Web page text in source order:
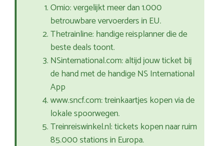
Omio: vergelijkt meer dan 1.000
betrouwbare vervoerders in EU.
Thetrainline: handige reisplanner die de
beste deals toont.
NSinternational.com: altijd jouw ticket bij
de hand met de handige NS International
App
www.sncf.com: treinkaartjes kopen via de
lokale spoorwegen.
Treinreiswinkel.nl: tickets kopen naar ruim
85.000 stations in Europa.